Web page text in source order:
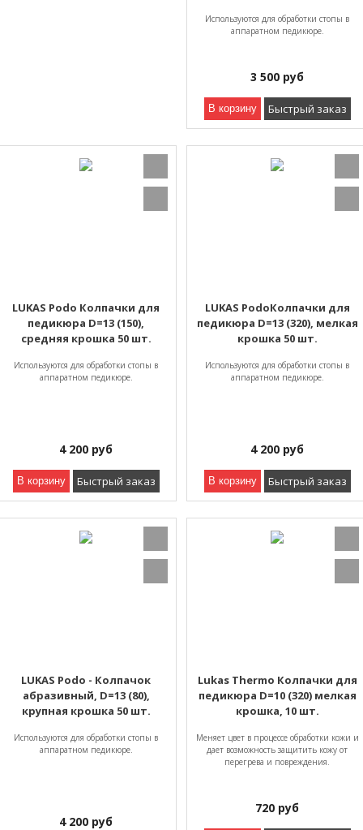
Используются для обработки стопы в
аппаратном педикюре.
3 500 руб
В корзину Быстрый заказ
LUKAS Podo Колпачки для
педикюра D=13 (150),
средняя крошка 50 шт.
Используются для обработки стопы в
аппаратном педикюре.
4 200 руб
В корзину Быстрый заказ
LUKAS PodoКолпачки для
педикюра D=13 (320), мелкая
крошка 50 шт.
Используются для обработки стопы в
аппаратном педикюре.
4 200 руб
В корзину Быстрый заказ
LUKAS Podo - Колпачок
абразивный, D=13 (80),
крупная крошка 50 шт.
Используются для обработки стопы в
аппаратном педикюре.
4 200 руб
Lukas Thermo Колпачки для
педикюра D=10 (320) мелкая
крошка, 10 шт.
Mеняет цвет в процессе обработки кожи и
дает возможность защитить кожу от
перегрева и повреждения.
720 руб